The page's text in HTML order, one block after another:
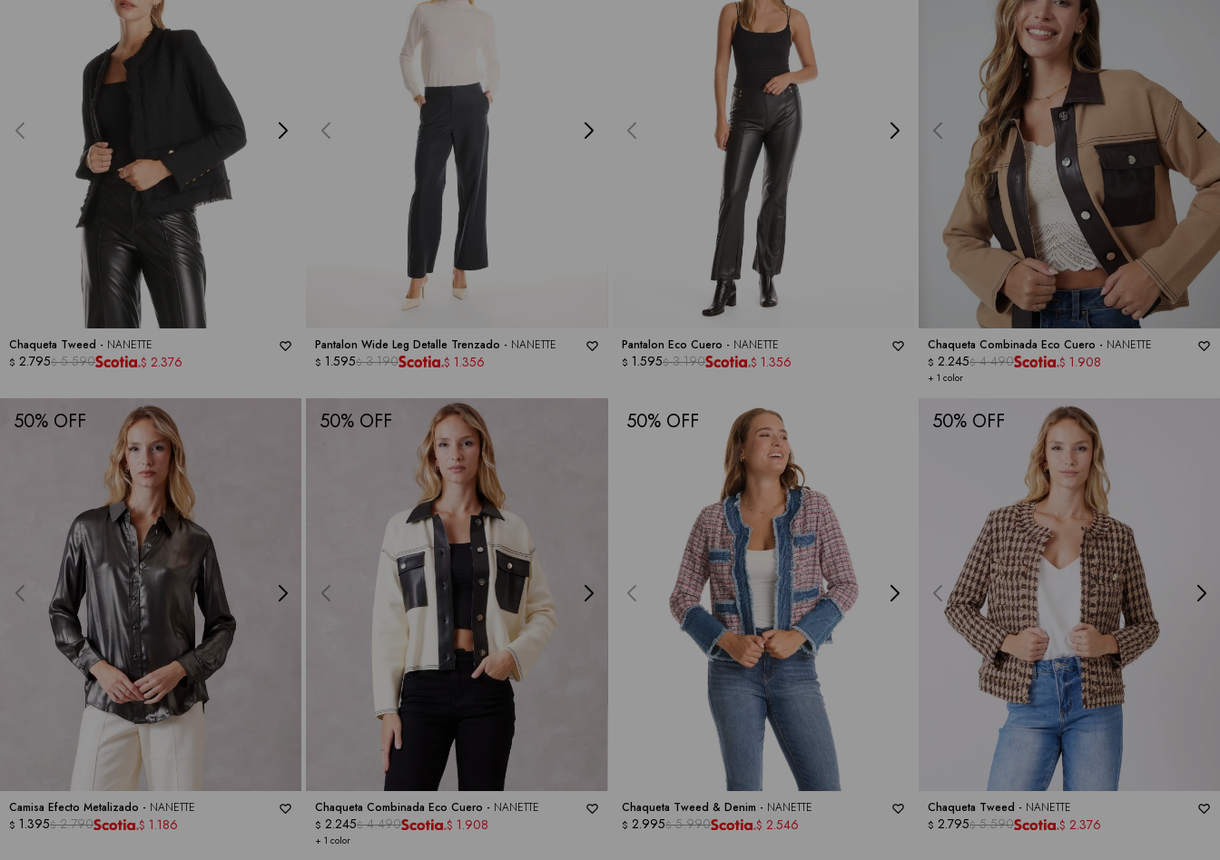
Chaqueta Tweed - NANETTE
$ 2.795$ 5.590 $ 2.376
Pantalon Wide Leg Detalle Trenzado - NANETTE
$ 1.595$ 3.190 $ 1.356
Pantalon Eco Cuero - NANETTE
$ 1.595$ 3.190 $ 1.356
Chaqueta Combinada Eco Cuero - NANETTE
+ 1 color
$ 2.245$ 4.490 $ 1.908
50
Camisa Efecto Metalizado - NANETTE
$ 1.395$ 2.790 $ 1.186
50
Chaqueta Combinada Eco Cuero - NANETTE
+ 1 color
$ 2.245$ 4.490 $ 1.908
50
Chaqueta Tweed & Denim - NANETTE
$ 2.995$ 5.990 $ 2.546
50
Chaqueta Tweed - NANETTE
$ 2.795$ 5.590 $ 2.376